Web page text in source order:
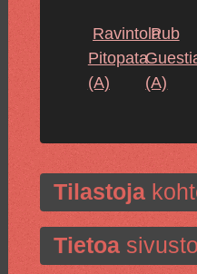
Ravintola
Pitopata
(A)
Pub
(A)
Tilastoja
Tietoa